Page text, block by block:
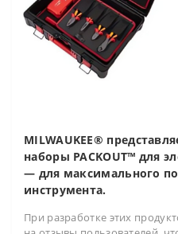
MILWAUKEE®
наборы PACKOUT™ для
— для максимального
инструмента.
При разработке этих